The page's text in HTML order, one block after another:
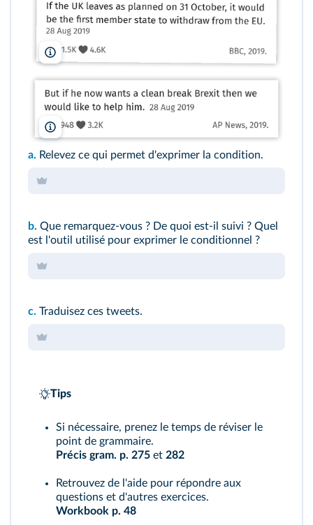
lelivrescolaire.fr
lelivrescolaire.fr
a. Relevez ce qui permet d'exprimer la condition.
b. Que remarquez‑vous ? De quoi est‑il suivi ? Quel
est l'outil utilisé pour exprimer le conditionnel ?
c. Traduisez ces tweets.
Tips
Si nécessaire, prenez le temps de réviser le
point de grammaire.
Précis gram. p. 275 et 282
Retrouvez de l'aide pour répondre aux
questions et d'autres exercices.
Workbook p. 48